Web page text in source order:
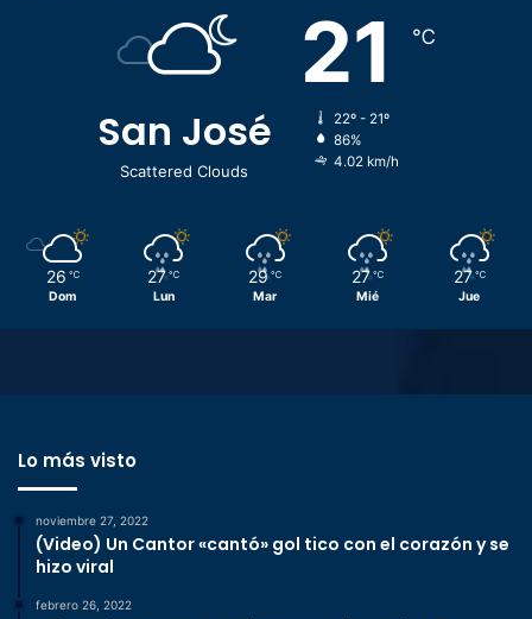
San José
Scattered Clouds
21 ℃
22º - 21º
86%
4.02 km/h
26 ℃
Dom
27 ℃
Lun
29 ℃
Mar
27 ℃
Mié
27 ℃
Jue
Lo más visto
noviembre 27, 2022
(Video) Un Cantor «cantó» gol tico con el corazón y se
hizo viral
febrero 26, 2022